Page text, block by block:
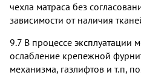
чехла матраса без
зависимости от наличия
9.7 В процессе эксплуатации
ослабление крепежной
механизма, газлифтов и т.п,